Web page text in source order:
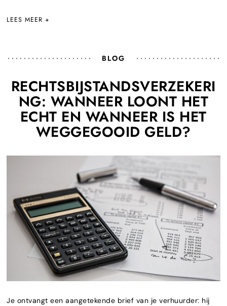
LEES MEER +
BLOG
RECHTSBIJSTANDSVERZEKERI
NG: WANNEER LOONT HET
ECHT EN WANNEER IS HET
WEGGEGOOID GELD?
Je ontvangt een aangetekende brief van je verhuurder: hij